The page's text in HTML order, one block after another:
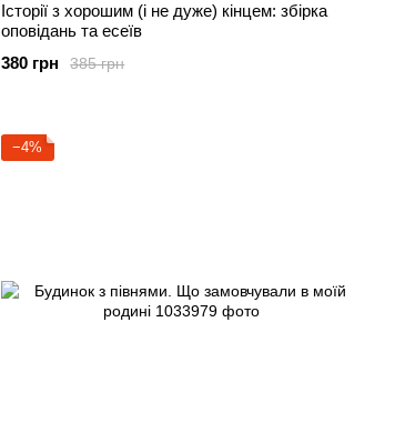
Історії з хорошим (і не дуже) кінцем: збірка
оповідань та есеїв
385 грн
380 грн
−4%